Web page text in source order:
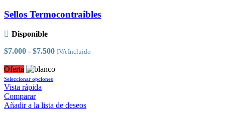
Las
opciones
elegir
la
de
Sellos Termocontraibles
Disponible
$7.000 - $7.500Rango
precios:
$7.500
IVA Incluido
Oferta
Seleccionar opcionesEste
múltiples
Vista rápida
Comparar
Añadir a la lista de deseos